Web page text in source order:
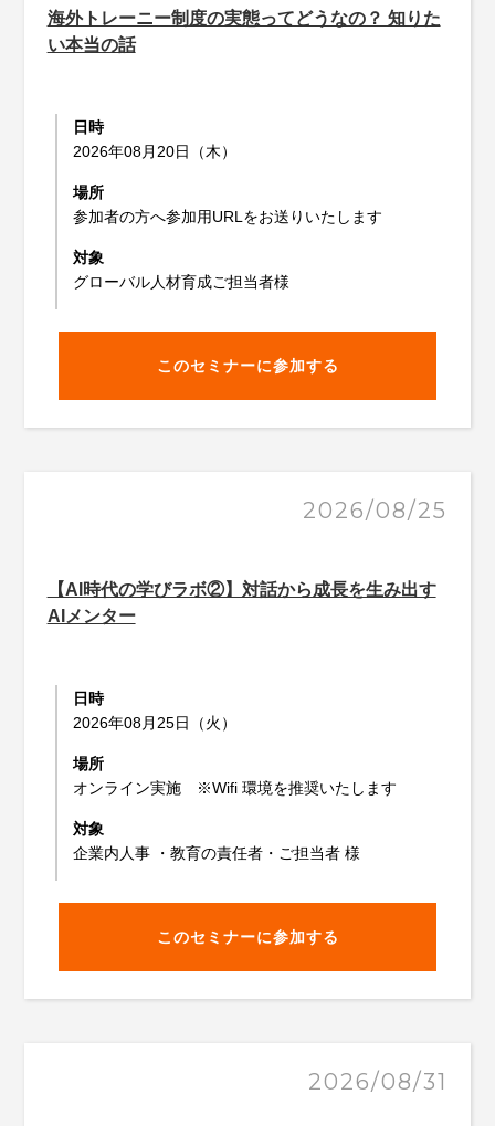
海外トレーニー制度の実態ってどうなの？ 知りた
い本当の話
日時
2026年08月20日（木）
場所
参加者の方へ参加用URLをお送りいたします
対象
グローバル人材育成ご担当者様
このセミナーに参加する
2026/08/25
【AI時代の学びラボ②】対話から成長を生み出す
AIメンター
日時
2026年08月25日（火）
場所
オンライン実施 ※Wifi 環境を推奨いたします
対象
企業内人事 ・教育の責任者・ご担当者 様
このセミナーに参加する
2026/08/31